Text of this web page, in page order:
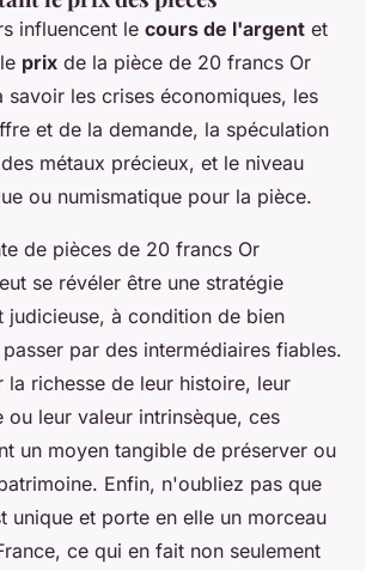
influencent le cours de l'argent et
prix de la pièce de 20 francs Or
savoir les crises économiques, les
et de la demande, la spéculation
métaux précieux, et le niveau
ou numismatique pour la pièce.
de pièces de 20 francs Or
se révéler être une stratégie
judicieuse, à condition de bien
par des intermédiaires fiables.
la richesse de leur histoire, leur
ou leur valeur intrinsèque, ces
un moyen tangible de préserver ou
Enfin, n'oubliez pas que
unique et porte en elle un morceau
ce qui en fait non seulement